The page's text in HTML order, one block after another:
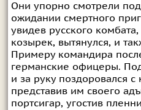
Они упорно смотрели
ожидании смертного
увидев русского
козырек, вытянулся, и
Примеру командира
германские офицеры.
и за руку поздоровался
представив им своего
портсигар, угостив